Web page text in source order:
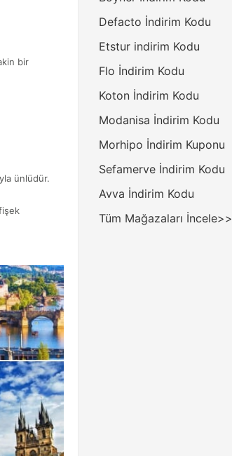
bir
ünlüdür.
Defacto İndirim Kodu
Etstur indirim Kodu
Flo İndirim Kodu
Koton İndirim Kodu
Modanisa İndirim Kodu
Morhipo İndirim Kuponu
Sefamerve İndirim Kodu
Avva İndirim Kodu
Tüm Mağazaları İncele>>